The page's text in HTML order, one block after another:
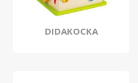
DIDAKOCKA